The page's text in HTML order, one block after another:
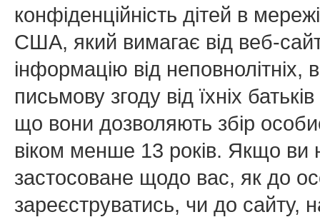
конфіденційність дітей в
США, який вимагає від веб-
інформацію від
письмову згоду від їхніх
що вони дозволяють збір
віком менше 13 років. Якщо ви
застосоване щодо вас, як до
зареєструватись, чи до сайту,